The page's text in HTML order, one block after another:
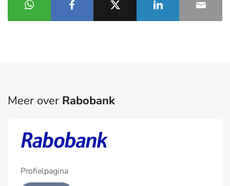
Meer over Rabobank
Profielpagina